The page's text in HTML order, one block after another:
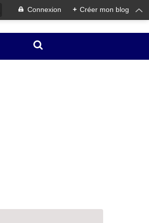
Connexion + Créer mon blog